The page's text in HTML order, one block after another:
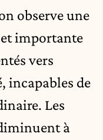
observe une
importante
vers
incapables de
Les
à